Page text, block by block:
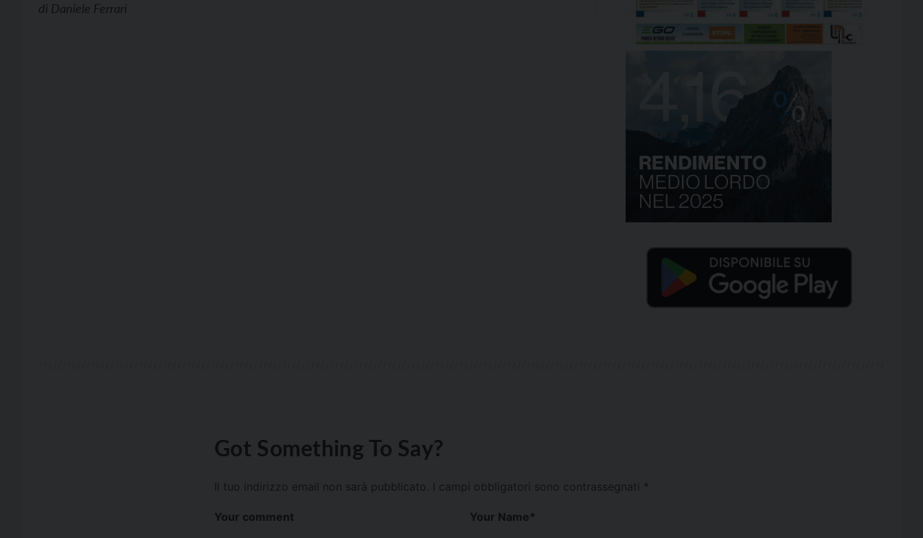
di Daniele Ferrari
Got Something To Say?
Il tuo indirizzo email non sarà pubblicato. I campi obbligatori sono contrassegnati *
Your comment Your Name*